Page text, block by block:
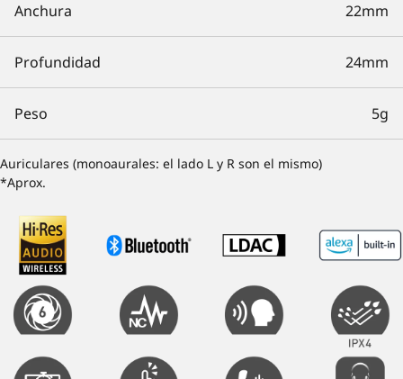
Anchura 22mm
Profundidad 24mm
Peso 5g
Auriculares (monoaurales: el lado L y R son el mismo)
*Aprox.